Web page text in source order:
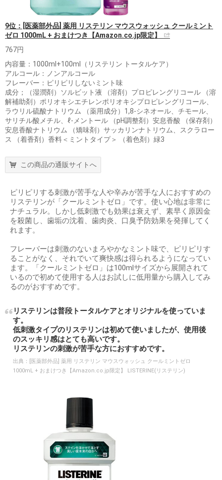
9位：[医薬部外品] 薬用 リステリン マウスウォッシュ クールミント
ゼロ 1000mL + おまけつき【Amazon.co.jp限定】
767円
内容量：1000ml+100ml（リステリン トータルケア）
アルコール：ノンアルコール
フレーバー：ピリピリしないミント味
成分；（湿潤剤）ソルビット液 （溶剤）プロピレングリコール （溶
解補助剤）ポリオキシエチレンポリオキシプロピレングリコール、
ラウリル硫酸ナトリウム （薬用成分）1,8-シネオール、チモール、
サリチル酸メチル、ℓ-メントール （pH調整剤）安息香酸 （保存剤）
安息香酸ナトリウム （矯味剤）サッカリンナトリウム、スクラロー
ス （着香剤）香料＜ミントタイプ＞ （着色剤）緑3
この商品の通販サイトへ
ピリピリする刺激が苦手な人や辛みが苦手な人におすすめの
リステリンが「クールミントゼロ」です。使い心地は非常に
ナチュラル。しかし低刺激でも効果は衰えず、素早く原因金
を殺菌し、歯垢の沈着、歯肉炎、口臭予防効果を発揮してく
れます。
フレーバーは刺激のないまろやかなミント味で、ピリピリす
ることがなく、それでいて爽快感は得られるようになってい
ます。「クールミントゼロ」は100mlサイズから展開されて
いるので初めて使用する人はお試しに低用量から購入してみ
るのがおすすめです。
リステリンは普段トータルケアとオリジナルを使っていま
す。
低刺激タイプのリステリンは初めて使いましたが、使用後
のスッキリ感はとても高いです。
リステリンの刺激が苦手な方におすすめです。
出典： [医薬部外品] 薬用 リステリン マウスウォッシュ クールミントゼロ
1000mL + おまけつき【Amazon.co.jp限定】 LISTERINE(リステリン)